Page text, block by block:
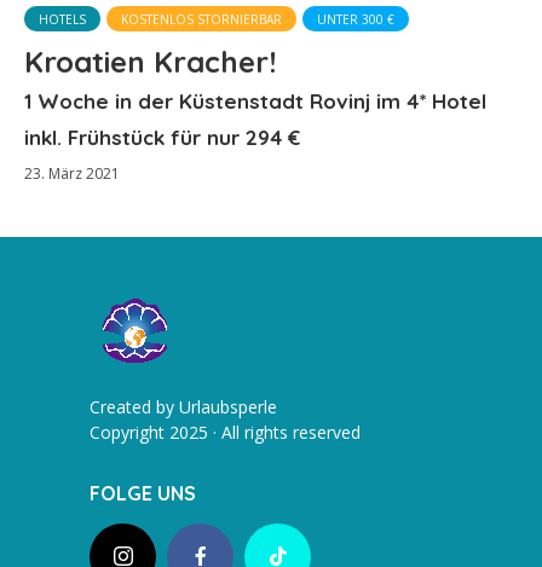
HOTELS KOSTENLOS STORNIERBAR UNTER 300 €
Kroatien Kracher!
1 Woche in der Küstenstadt Rovinj im 4* Hotel
inkl. Frühstück für nur 294 €
23. März 2021
Created by Urlaubsperle
Copyright 2025 · All rights reserved
FOLGE UNS